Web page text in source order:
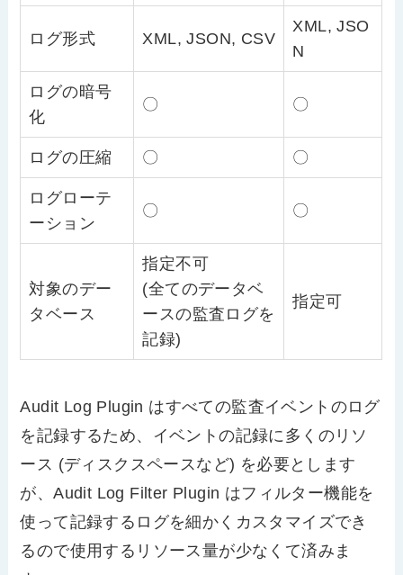
ログ形式 XML, JSON, CSV
XML, JSO
N
ログの暗号
化
〇 〇
ログの圧縮 〇 〇
ログローテ
ーション
〇 〇
対象のデー
タベース
指定不可
(全てのデータベ
ースの監査ログを
記録)
指定可
Audit Log Plugin はすべての監査イベントのログ
を記録するため、イベントの記録に多くのリソ
ース (ディスクスペースなど) を必要とします
が、Audit Log Filter Plugin はフィルター機能を
使って記録するログを細かくカスタマイズでき
るので使用するリソース量が少なくて済みま